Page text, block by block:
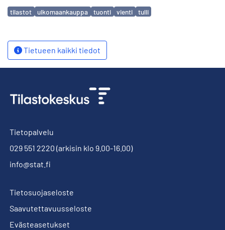
Avainsanat
tilastot ulkomaankauppa tuonti vienti tulli
Tietueen kaikki tiedot
Tietopalvelu
029 551 2220 (arkisin klo 9.00-16.00)
info@stat.fi
Tietosuojaseloste
Saavutettavuusseloste
Evästeasetukset